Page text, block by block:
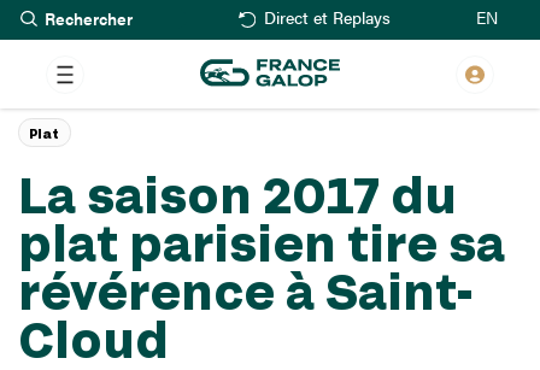
Aller
au
contenu
principal
Rechercher Direct et Replays EN
La saison 2017 du
plat parisien tire sa
révérence à Saint-
Cloud
Plat